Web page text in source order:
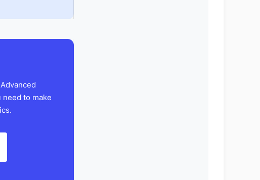
to make